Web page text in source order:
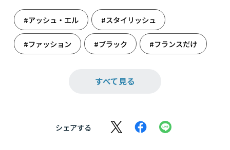
#アッシュ・エル #スタイリッシュ
#ファッション #ブラック #フランスだけ
すべて見る
シェアする